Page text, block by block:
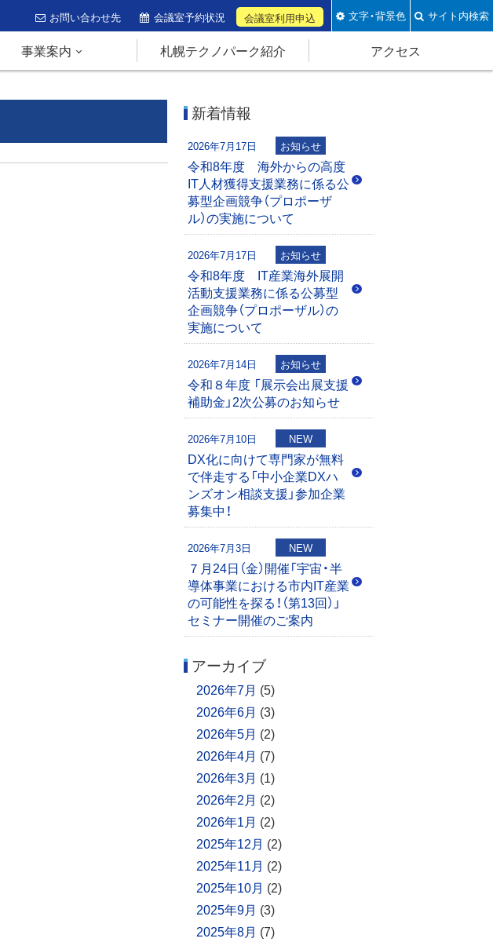
お問い合わせ先 会議室予約状況 会議室利用申込 文字・背景色 サイト内検索
事業案内 札幌テクノパーク紹介 アクセス
新着情報
2026年7月17日 お知らせ
令和8年度 海外からの高度
IT人材獲得支援業務に係る公
募型企画競争（プロポーザ
ル）の実施について
2026年7月17日 お知らせ
令和8年度 IT産業海外展開
活動支援業務に係る公募型
企画競争（プロポーザル）の
実施について
2026年7月14日 お知らせ
令和８年度 「展示会出展支援
補助金」2次公募のお知らせ
2026年7月10日 NEW
DX化に向けて専門家が無料
で伴走する「中小企業DXハ
ンズオン相談支援」参加企業
募集中！
2026年7月3日 NEW
７月24日（金）開催「宇宙・半
導体事業における市内IT産業
の可能性を探る！（第13回）」
セミナー開催のご案内
アーカイブ
2026年7月 (5)
2026年6月 (3)
2026年5月 (2)
2026年4月 (7)
2026年3月 (1)
2026年2月 (2)
2026年1月 (2)
2025年12月 (2)
2025年11月 (2)
2025年10月 (2)
2025年9月 (3)
2025年8月 (7)